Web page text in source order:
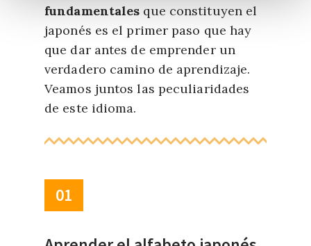
fundamentales que constituyen el
japonés es el primer paso que hay
que dar antes de emprender un
verdadero camino de aprendizaje.
Veamos juntos las peculiaridades
de este idioma.
01